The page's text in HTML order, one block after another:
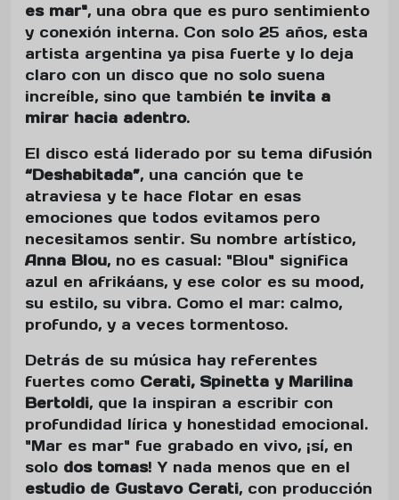
es mar", una obra que es puro sentimiento
y conexión interna. Con solo 25 años, esta
artista argentina ya pisa fuerte y lo deja
claro con un disco que no solo suena
increíble, sino que también te invita a
mirar hacia adentro.
El disco está liderado por su tema difusión
“Deshabitada”, una canción que te
atraviesa y te hace flotar en esas
emociones que todos evitamos pero
necesitamos sentir. Su nombre artístico,
Anna Blou, no es casual: "Blou" significa
azul en afrikáans, y ese color es su mood,
su estilo, su vibra. Como el mar: calmo,
profundo, y a veces tormentoso.
Detrás de su música hay referentes
fuertes como Cerati, Spinetta y Marilina
Bertoldi, que la inspiran a escribir con
profundidad lírica y honestidad emocional.
"Mar es mar" fue grabado en vivo, ¡sí, en
solo dos tomas! Y nada menos que en el
estudio de Gustavo Cerati, con producción